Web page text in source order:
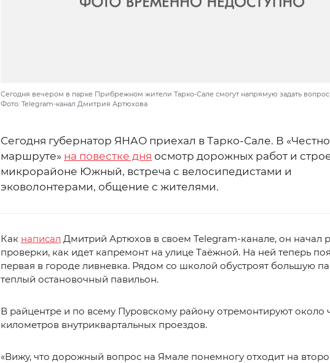
Сегодня вечером в парке Прибрежном жители Тарко-Сале смогут напрямую задать
Фото: Telegram-канал Дмитрия Артюхова
Сегодня губернатор ЯНАО приехал в Тарко-Сале. В
маршруте» на повестке дня осмотр дорожных работ и
микрорайоне Южный, встреча с велосипедистами и
эковолонтерами, общение с жителями.
Как написал Дмитрий Артюхов в своем Telegram-канале, он начал
проверки, как идет капремонт на улице Таёжной. На ней теперь
первая в городе ливневка. Рядом со школой обустроят большую
теплый остановочный павильон.
В райцентре и по всему Пуровскому району отремонтируют около
километров внутриквартальных проездов.
«Вижу, что дорожный вопрос на Ямале понемногу отходит на